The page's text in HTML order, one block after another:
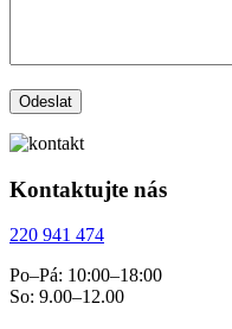
Kontaktujte nás
220 941 474
Po–Pá: 10:00–18:00
So: 9.00–12.00